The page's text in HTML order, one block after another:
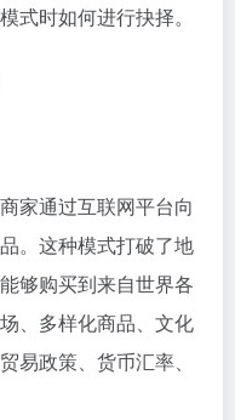
式时如何进行抉择。
家通过互联网平台向
。这种模式打破了地
够购买到来自世界各
、多样化商品、文化
易政策、货币汇率、